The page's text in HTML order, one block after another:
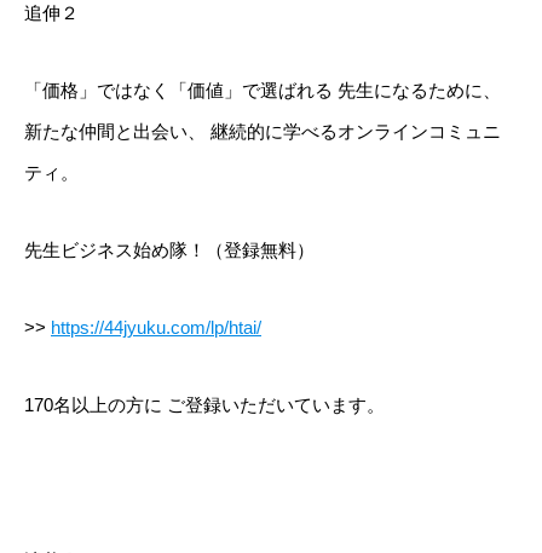
追伸２
「価格」ではなく「価値」で選ばれる 先生になるために、
新たな仲間と出会い、
継続的に学べるオンラインコミュニ
ティ。
先生ビジネス始め隊！（登録無料）
>> https://44jyuku.com/lp/htai/
170名以上の方に ご登録いただいています。